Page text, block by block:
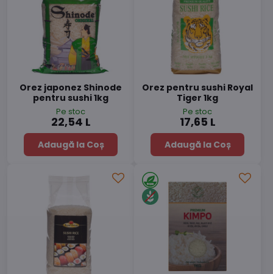
Orez japonez Shinode
pentru sushi 1kg
Pe stoc
22,54 L
Adaugă la Coș
Orez pentru sushi Royal
Tiger 1kg
Pe stoc
17,65 L
Adaugă la Coș